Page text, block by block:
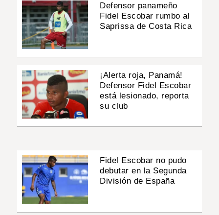
Defensor panameño
Fidel Escobar rumbo al
Saprissa de Costa Rica
¡Alerta roja, Panamá!
Defensor Fidel Escobar
está lesionado, reporta
su club
Fidel Escobar no pudo
debutar en la Segunda
División de España